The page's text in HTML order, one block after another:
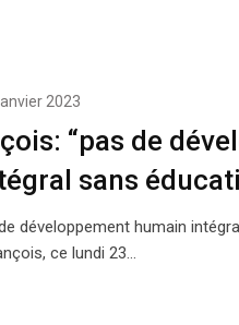
2023
“pas de
sans
développement humain
ce lundi 23…